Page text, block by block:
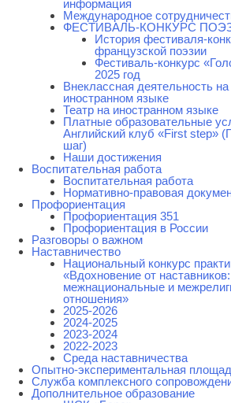
информация
Международное
ФЕСТИВАЛЬ-КОНКУРС
История фестиваля-
французской поэзии
Фестиваль-конкурс
2025 год
Внеклассная деятельность на
иностранном языке
Театр на иностранном языке
Платные образовательные
Английский клуб «First step»
шаг)
Наши достижения
Воспитательная работа
Воспитательная работа
Нормативно-правовая
Профориентация
Профориентация 351
Профориентация в России
Разговоры о важном
Наставничество
Национальный конкурс
«Вдохновение от наставников:
межнациональные и
отношения»
2025-2026
2024-2025
2023-2024
2022-2023
Среда наставничества
Опытно-экспериментальная
Cлужба комплексного
Дополнительное образование